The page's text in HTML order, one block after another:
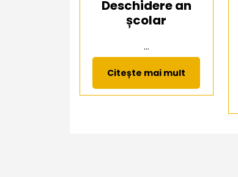
Deschidere an
școlar
...
Citește mai mult
mai
mult